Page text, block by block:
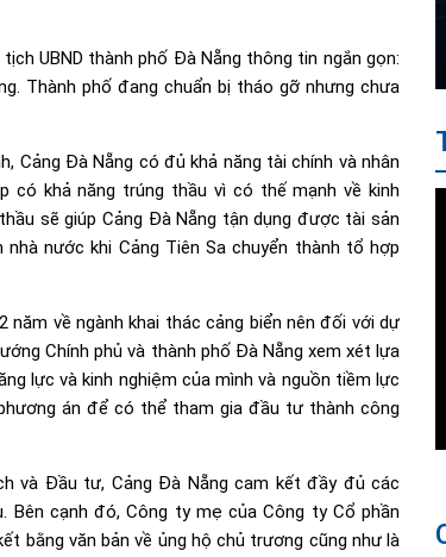
UBND thành phố Đà Nẵng thông tin ngắn gọn:
Thành phố đang chuẩn bị tháo gỡ nhưng chưa
Cảng Đà Nẵng có đủ khả năng tài chính và nhân
có khả năng trúng thầu vì có thế mạnh về kinh
sẽ giúp Cảng Đà Nẵng tận dụng được tài sản
nước khi Cảng Tiên Sa chuyển thành tổ hợp
năm về ngành khai thác cảng biển nên đối với dự
Chính phủ và thành phố Đà Nẵng xem xét lựa
lực và kinh nghiệm của mình và nguồn tiềm lực
án để có thể tham gia đầu tư thành công
và Đầu tư, Cảng Đà Nẵng cam kết đầy đủ các
Bên cạnh đó, Công ty mẹ của Công ty Cổ phần
bằng văn bản về ủng hộ chủ trương cũng như là